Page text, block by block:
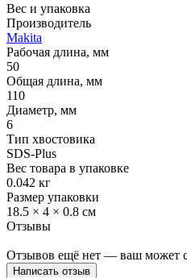
Вес и упаковка
Производитель
Makita
Рабочая длина, мм
50
Общая длина, мм
110
Диаметр, мм
6
Тип хвостовика
SDS-Plus
Вес товара в упаковке
0.042 кг
Размер упаковки
18.5 × 4 × 0.8 см
Отзывы
Отзывов ещё нет — ваш может
Написать отзыв